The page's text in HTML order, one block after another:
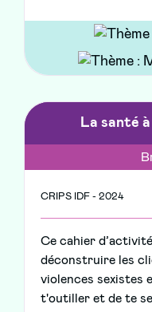
La santé
CRIPS IDF - 2024
Ce cahier
déconstruire les
violences sexistes
t'outiller et de te